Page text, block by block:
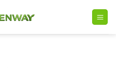
للمحتوى